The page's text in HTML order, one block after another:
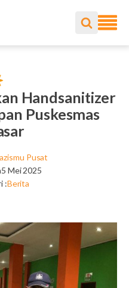
Handsanitizer
Puskesmas
Pusat
5 Mei 2025
:Berita